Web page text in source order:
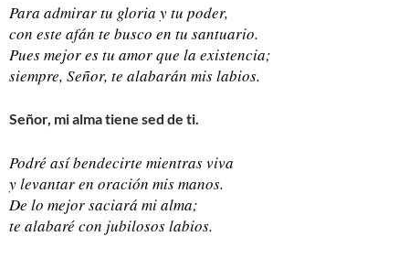
Para admirar tu gloria y tu poder,
con este afán te busco en tu santuario.
Pues mejor es tu amor que la existencia;
siempre, Señor, te alabarán mis labios.
Señor, mi alma tiene sed de ti.
Podré así bendecirte mientras viva
y levantar en oración mis manos.
De lo mejor saciará mi alma;
te alabaré con jubilosos labios.